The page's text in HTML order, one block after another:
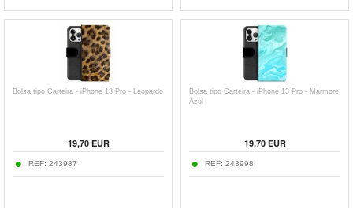
Bolsa tipo Carteira - iPhone 13 Pro - Leopardo
19,70EUR
REF: 243987
Bolsa tipo Carteira - iPhone 13 Pro - Mármore
Azul
19,70EUR
REF: 243998